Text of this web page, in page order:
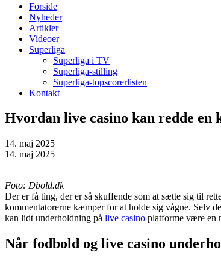
Forside
Nyheder
Artikler
Videoer
Superliga
Superliga i TV
Superliga-stilling
Superliga-topscorerlisten
Kontakt
Hvordan live casino kan redde en
14. maj 2025
14. maj 2025
Foto: Dbold.dk
Der er få ting, der er så skuffende som at sætte sig til
kommentatorerne kæmper for at holde sig vågne. Selv
kan lidt underholdning på live casino platforme være en
Når fodbold og live casino